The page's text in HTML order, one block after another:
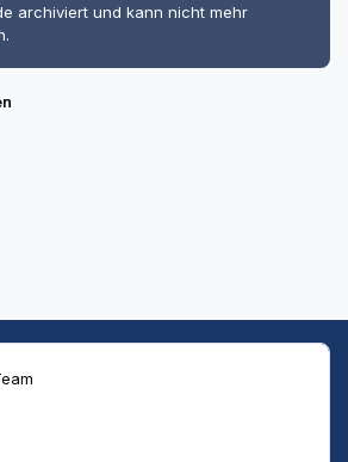
archiviert und kann nicht mehr